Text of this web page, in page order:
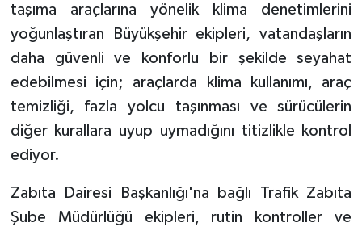
taşıma araçlarına yönelik klima denetimlerini
yoğunlaştıran Büyükşehir ekipleri, vatandaşların
daha güvenli ve konforlu bir şekilde seyahat
edebilmesi için; araçlarda klima kullanımı, araç
temizliği, fazla yolcu taşınması ve sürücülerin
diğer kurallara uyup uymadığını titizlikle kontrol
ediyor.
Zabıta Dairesi Başkanlığı'na bağlı Trafik Zabıta
Şube Müdürlüğü ekipleri, rutin kontroller ve